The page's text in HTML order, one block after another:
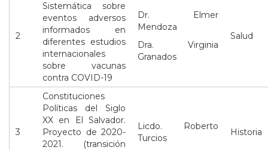
2
Sistemática sobre
eventos adversos
informados en
diferentes estudios
internacionales
sobre vacunas
contra COVID-19
Dr. Elmer
Mendoza
Dra. Virginia
Granados
Salud
3
Constituciones
Políticas del Siglo
XX en El Salvador.
Proyecto de 2020-
2021. (transición
Licdo. Roberto
Turcios
Historia